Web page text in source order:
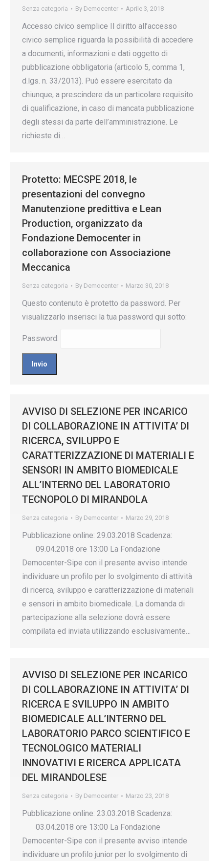
Senza categoria By Democenter Aprile 3, 2018
Accesso civico semplice Il diritto all’accesso
civico semplice riguarda la possibilità di accedere
a documenti, informazioni e dati oggetto di
pubblicazione obbligatoria (articolo 5, comma 1,
d.lgs. n. 33/2013). Può essere esercitato da
chiunque, a prescindere da un particolare requisito
di qualificazione, in caso di mancata pubblicazione
degli stessi da parte dell’amministrazione. Le
richieste di…
Protetto: MECSPE 2018, le
presentazioni del convegno
Manutenzione predittiva e Lean
Production, organizzato da
Fondazione Democenter in
collaborazione con Associazione
Meccanica
Senza categoria By Democenter Marzo 30, 2018
Questo contenuto è protetto da password. Per
visualizzarlo inserisci la tua password qui sotto:
Password:
AVVISO DI SELEZIONE PER INCARICO
DI COLLABORAZIONE IN ATTIVITA’ DI
RICERCA, SVILUPPO E
CARATTERIZZAZIONE DI MATERIALI E
SENSORI IN AMBITO BIOMEDICALE
ALL’INTERNO DEL LABORATORIO
TECNOPOLO DI MIRANDOLA
Senza categoria By Democenter Marzo 29, 2018
Pubblicazione online: 29.03.2018 Scadenza:
09.04.2018 ore 13:00 La Fondazione
Democenter-Sipe con il presente avviso intende
individuare un profilo per lo svolgimento di attività
di ricerca, sviluppo e caratterizzazione di materiali
e sensori in ambito biomedicale. La domanda di
partecipazione alla selezione dovrà essere
compilata ed inviata utilizzando esclusivamente…
AVVISO DI SELEZIONE PER INCARICO
DI COLLABORAZIONE IN ATTIVITA’ DI
RICERCA E SVILUPPO IN AMBITO
BIOMEDICALE ALL’INTERNO DEL
LABORATORIO PARCO SCIENTIFICO E
TECNOLOGICO MATERIALI
INNOVATIVI E RICERCA APPLICATA
DEL MIRANDOLESE
Senza categoria By Democenter Marzo 23, 2018
Pubblicazione online: 23.03.2018 Scadenza:
03.04.2018 ore 13:00 La Fondazione
Democenter-Sipe con il presente avviso intende
individuare un profilo junior per lo svolgimento di